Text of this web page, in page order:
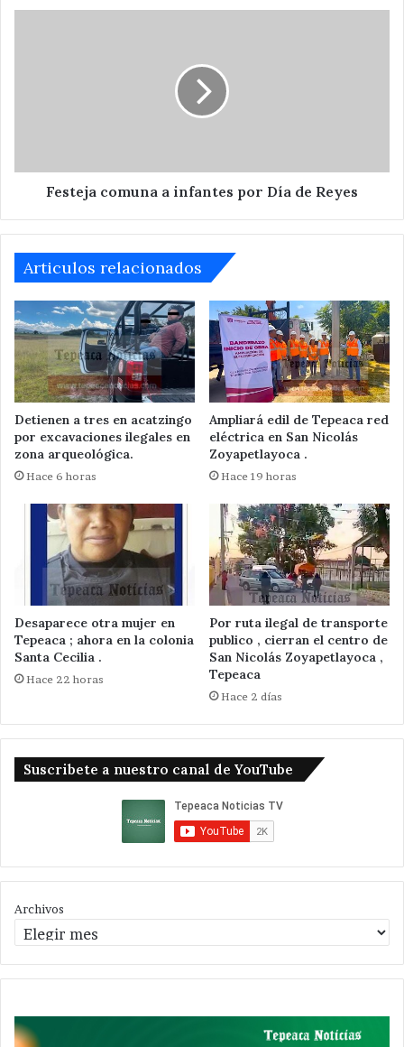
Festeja comuna a infantes por Día de Reyes
Articulos relacionados
Detienen a tres en acatzingo
por excavaciones ilegales en
zona arqueológica.
Hace 6 horas
Ampliará edil de Tepeaca red
eléctrica en San Nicolás
Zoyapetlayoca .
Hace 19 horas
Desaparece otra mujer en
Tepeaca ; ahora en la colonia
Santa Cecilia .
Hace 22 horas
Por ruta ilegal de transporte
publico , cierran el centro de
San Nicolás Zoyapetlayoca ,
Tepeaca
Hace 2 días
Suscribete a nuestro canal de YouTube
Archivos